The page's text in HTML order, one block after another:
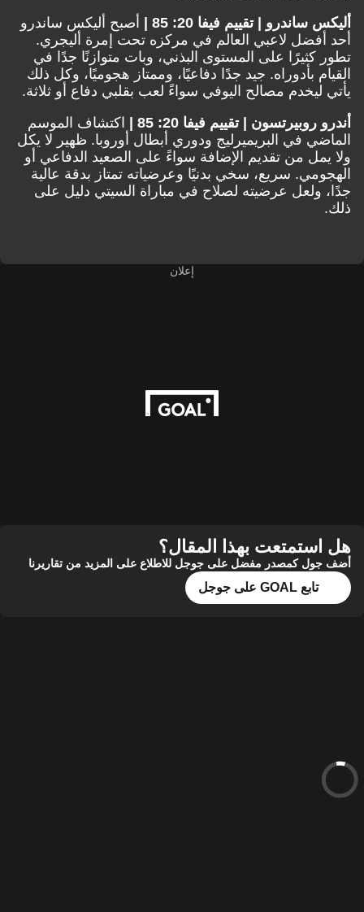
أليكس ساندرو | تقييم فيفا 20: 85 |
أصبح أليكس ساندرو
أحد أفضل لاعبي العالم في مركزه تحت إمرة أليجري.
تطور كثيرًا على المستوى البذني، وبات متوازنًا جدًا في
القيام بأدوراه. جيد جدًا دفاعيًا، وممتاز هجوميًا، وكل ذلك
يأتي ليخدم مصالح اليوفي سواءً لعب بقلبي دفاع أو ثلاثة.
أندرو روبيرتسون | تقييم فيفا 20: 85 |
اكتشاف الموسم
الماضي في البريميرليج ودوري أبطال أوروبا. ظهير لا يكل
ولا يمل من تقديم الإضافة سواءً على الصعيد الدفاعي أو
الهجومي. سريع، سخي بدنيًا وعرضياته تمتاز بدقة عالية
جدًا، ولعل عرضيته لصلاح في مباراة السيتي دليل على
ذلك.
إعلان
هل استمتعت بهذا المقال؟
أضف جول كمصدر مفضل على جوجل للاطلاع على المزيد من تقاريرنا
تابع GOAL على جوجل